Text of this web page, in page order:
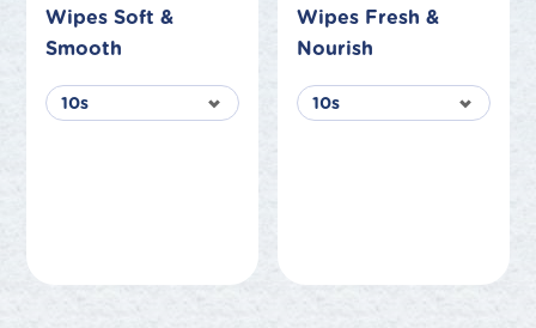
Wipes Soft &
Smooth
Wipes Fresh &
Nourish